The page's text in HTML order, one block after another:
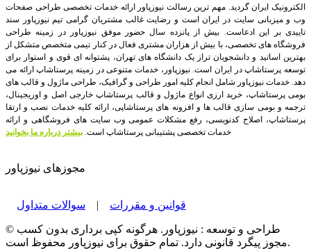
الکترونیک ایران گردید. مهم ترین رسالت نیوزپاور ارائه خدمات تخصصی طراحی صفحات
وب و میزبانی سایت در ایران است و رضایت غالب مشتریان گرامی تیم نیوزپاور سند
تاییدی بر این ادعاست. بیش از پانزده سال حضور موفق نیوزپاور در زمینه طراحی
فروشگاه های تخصصی، با بیش از هزاران مشتری فعال در کنار تیمی متخصص متشکل از
بهترین اساتید و دانشجویان تراز یک دانشگاه های تهران، پشتوانه ای قوی و استوار برای
توسعه پرستاشاپ در ایران است.نیوزپاور، خدمات متنوعی در زمینه پرستاشاپ ارائه می
دهد. خدمات نیوزپاور شامل انجام کلیه امور طراحی و گرافیک، طراحی ماژول و قالب های
بومی پرستاشاپ، خرید ارزی انواع ماژول و قالب پرستاشاپ خارجی اصل و اوریجینال،
ترجمه و بومی سازی قالب ها و افزونه های پرستاشاپی، ارائه کلیه خدمات نصب و ارتقا
پرستاشاپ، اصلاح کدنویسی، رفع مشکلات عمومی وب سایت های فروشگاهی و ارائه
خدمات تخصصی پشتیبانی پرستاشاپ است. بیشتر درباره ما بخوانید
مجوزهای نیوزپاور
قوانین و مقررات | سوالات متداول
© طراحی و توسعه : نیوزپاور. هرگونه کپی برداری بدون کسب
مجوز پیگرد قانونی دارد. تمام حقوق برای نیوزپاور محفوظ است.